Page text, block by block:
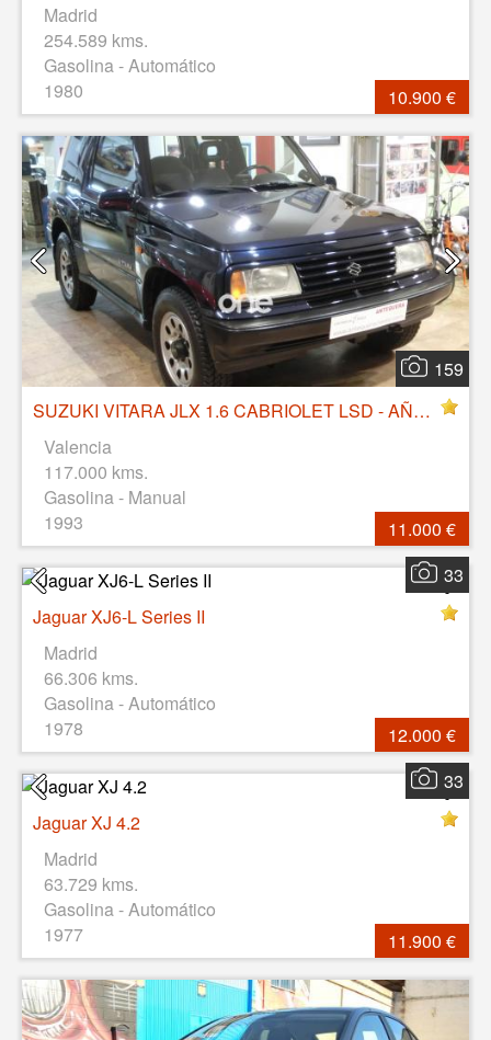
Madrid
254.589 kms.
Gasolina - Automático
1980
10.900 €
159
SUZUKI VITARA JLX 1.6 CABRIOLET LSD - AÑO 1993
Valencia
117.000 kms.
Gasolina - Manual
1993
11.000 €
33
Jaguar XJ6-L Series II
Madrid
66.306 kms.
Gasolina - Automático
1978
12.000 €
33
Jaguar XJ 4.2
Madrid
63.729 kms.
Gasolina - Automático
1977
11.900 €